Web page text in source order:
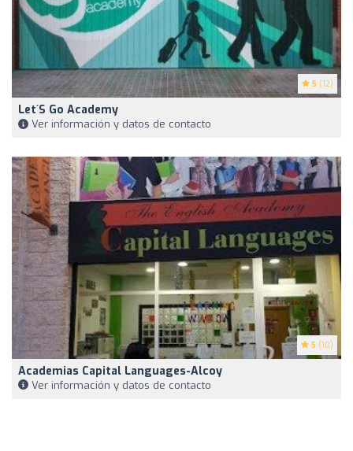
5 (12)
Let´s Go Academy
Ver información y datos de contacto
5 (10)
Academias Capital Languages-Alcoy
Ver información y datos de contacto